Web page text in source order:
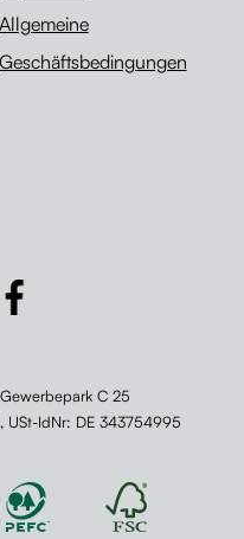
Allgemeine
Geschäftsbedingungen
C 25
USt-IdNr: DE 343754995